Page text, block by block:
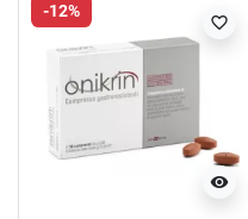
-12%
visibility
favorite_border